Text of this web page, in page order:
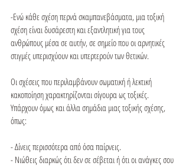
-Ενώ κάθε σχέση περνά σκαμπανεβάσματα, μια τοξική
σχέση είναι δυσάρεστη και εξαντλητική για τους
ανθρώπους μέσα σε αυτήν, σε σημείο που οι αρνητικές
στιγμές υπερισχύουν και υπερτερούν των θετικών.
Οι σχέσεις που περιλαμβάνουν σωματική ή λεκτική
κακοποίηση χαρακτηρίζονται σίγουρα ως τοξικές.
Υπάρχουν όμως και άλλα σημάδια μιας τοξικής σχέσης,
όπως:
- Δίνεις περισσότερα από όσα παίρνεις.
- Νιώθεις διαρκώς ότι δεν σε σέβεται ή ότι οι ανάγκες σου